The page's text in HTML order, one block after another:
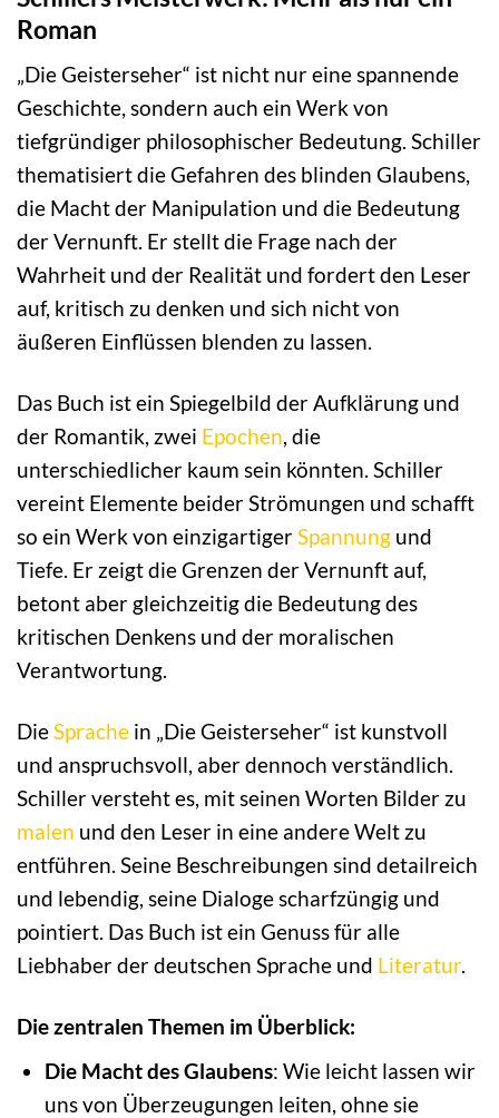
Roman
„Die Geisterseher“ ist nicht nur eine spannende
Geschichte, sondern auch ein Werk von
tiefgründiger philosophischer Bedeutung. Schiller
thematisiert die Gefahren des blinden Glaubens,
die Macht der Manipulation und die Bedeutung
der Vernunft. Er stellt die Frage nach der
Wahrheit und der Realität und fordert den Leser
auf, kritisch zu denken und sich nicht von
äußeren Einflüssen blenden zu lassen.
Das Buch ist ein Spiegelbild der Aufklärung und
der Romantik, zwei Epochen, die
unterschiedlicher kaum sein könnten. Schiller
vereint Elemente beider Strömungen und schafft
so ein Werk von einzigartigerSpannung und
Tiefe. Er zeigt die Grenzen der Vernunft auf,
betont aber gleichzeitig die Bedeutung des
kritischen Denkens und der moralischen
Verantwortung.
DieSprache in „Die Geisterseher“ ist kunstvoll
und anspruchsvoll, aber dennoch verständlich.
Schiller versteht es, mit seinen Worten Bilder zu
malen und den Leser in eine andere Welt zu
entführen. Seine Beschreibungen sind detailreich
und lebendig, seine Dialoge scharfzüngig und
pointiert. Das Buch ist ein Genuss für alle
Liebhaber der deutschen Sprache und Literatur.
Die zentralen Themen im Überblick:
Die Macht des Glaubens: Wie leicht lassen wir
uns von Überzeugungen leiten, ohne sie